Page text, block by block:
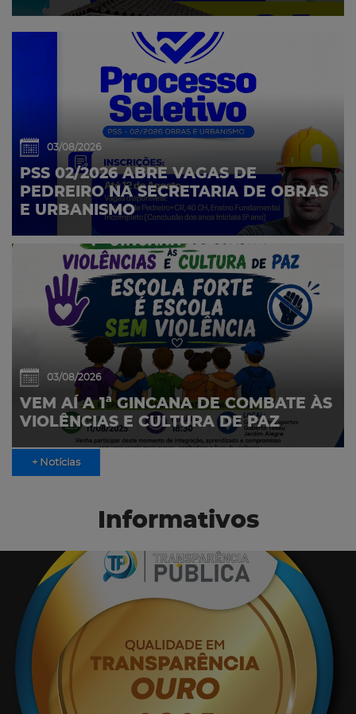
03/08/2026
PSS 02/2026 ABRE VAGAS DE
PEDREIRO NA SECRETARIA DE OBRAS
E URBANISMO
03/08/2026
VEM AÍ A 1ª GINCANA DE COMBATE ÀS
VIOLÊNCIAS E CULTURA DE PAZ
+ Notícias
Informativos